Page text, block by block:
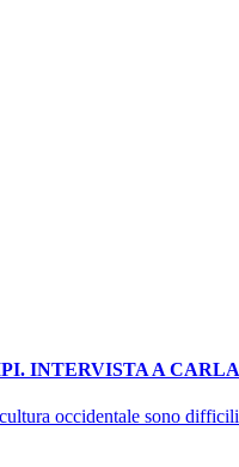
INTERVISTA A
occidentale sono